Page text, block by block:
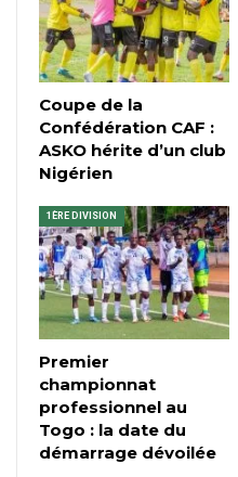
Coupe de la
Confédération CAF :
ASKO hérite d’un club
Nigérien
1ÈRE DIVISION
Premier
championnat
professionnel au
Togo : la date du
démarrage dévoilée